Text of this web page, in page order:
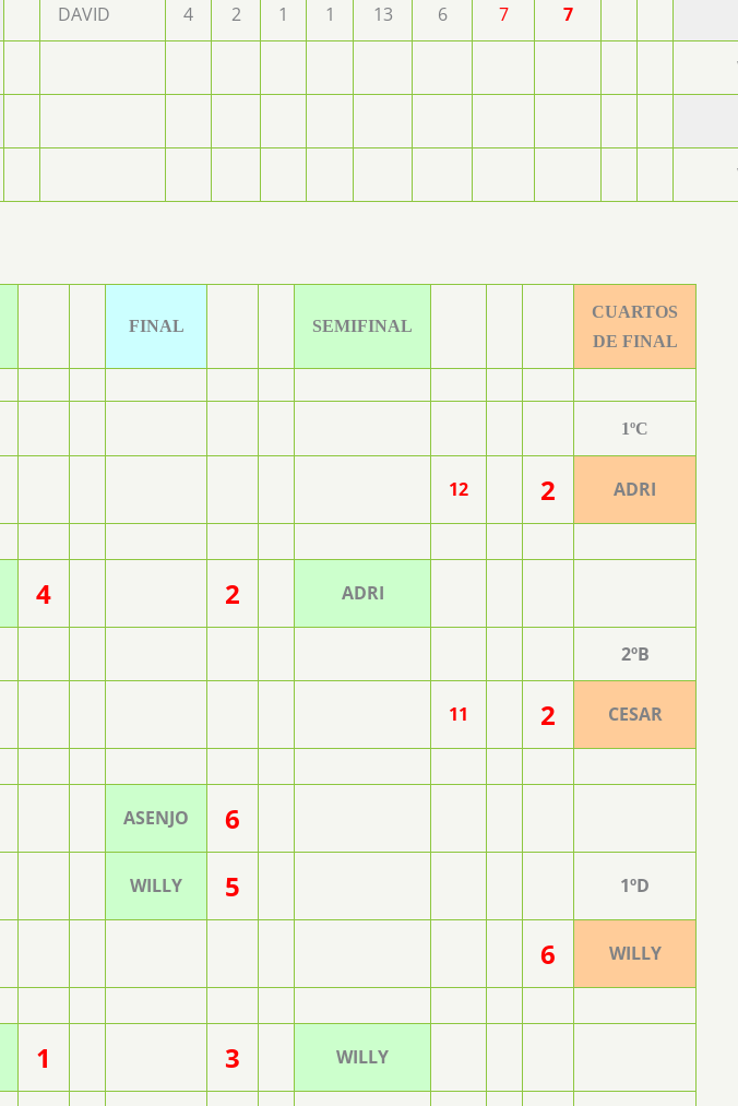
DAVID 4 2 1 1 13 6 7 7
FINAL SEMIFINAL
CUARTOS
DE FINAL
1ºC
12 2 ADRI
4 2 ADRI
2ºB
11 2 CESAR
ASENJO 6
WILLY 5 1ºD
6 WILLY
1 3 WILLY